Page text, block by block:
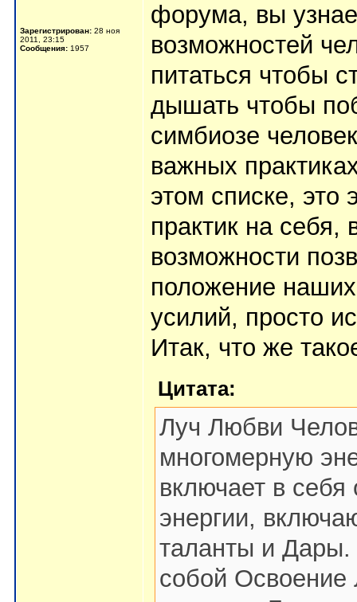
Зарегистрирован: 28 ноя
2011, 23:15
Сообщения: 1957
форума, вы
возможностей
питаться чтобы
дышать чтобы
симбиозе
важных
этом списке, это
практик на
возможности
положение
усилий, просто
Итак, что же
Цитата:
Луч Любви
многомерную
включает в
энергии,
таланты и Дары.
собой